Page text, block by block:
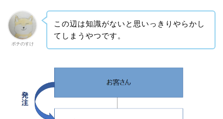
ポチのすけ
この辺は知識がないと思いっきりやらかし
てしまうやつです。